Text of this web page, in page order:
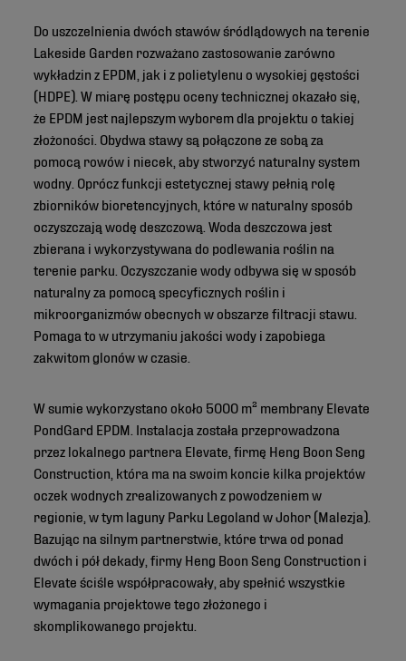
Do uszczelnienia dwóch stawów śródlądowych na terenie
Lakeside Garden rozważano zastosowanie zarówno
wykładzin z EPDM, jak i z polietylenu o wysokiej gęstości
(HDPE). W miarę postępu oceny technicznej okazało się,
że EPDM jest najlepszym wyborem dla projektu o takiej
złożoności. Obydwa stawy są połączone ze sobą za
pomocą rowów i niecek, aby stworzyć naturalny system
wodny. Oprócz funkcji estetycznej stawy pełnią rolę
zbiorników bioretencyjnych, które w naturalny sposób
oczyszczają wodę deszczową. Woda deszczowa jest
zbierana i wykorzystywana do podlewania roślin na
terenie parku. Oczyszczanie wody odbywa się w sposób
naturalny za pomocą specyficznych roślin i
mikroorganizmów obecnych w obszarze filtracji stawu.
Pomaga to w utrzymaniu jakości wody i zapobiega
zakwitom glonów w czasie.
W sumie wykorzystano około 5000 m² membrany Elevate
PondGard EPDM. Instalacja została przeprowadzona
przez lokalnego partnera Elevate, firmę Heng Boon Seng
Construction, która ma na swoim koncie kilka projektów
oczek wodnych zrealizowanych z powodzeniem w
regionie, w tym laguny Parku Legoland w Johor (Malezja).
Bazując na silnym partnerstwie, które trwa od ponad
dwóch i pół dekady, firmy Heng Boon Seng Construction i
Elevate ściśle współpracowały, aby spełnić wszystkie
wymagania projektowe tego złożonego i
skomplikowanego projektu.